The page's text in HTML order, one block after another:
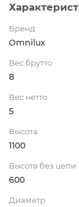
Бренд
Omnilux
Вес брутто
8
Вес нетто
5
Высота
1100
Высота без цепи
600
Диаметр